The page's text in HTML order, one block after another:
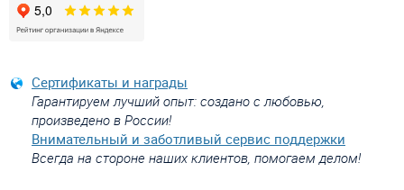
Сертификаты и награды
Гарантируем лучший опыт: создано с любовью,
произведено в России!
Внимательный и заботливый сервис поддержки
Всегда на стороне наших клиентов, помогаем делом!